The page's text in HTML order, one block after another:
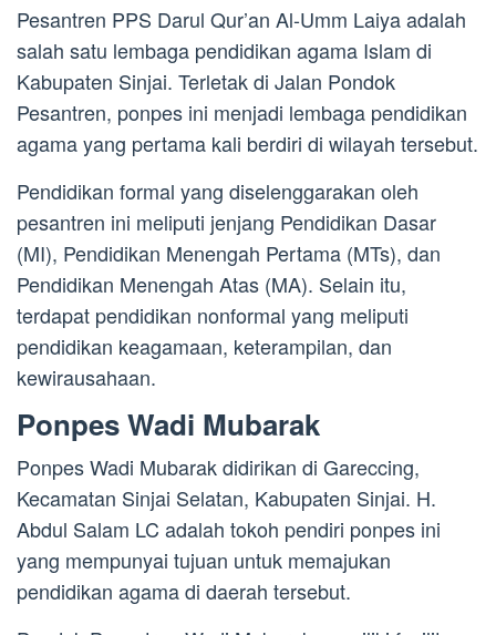
Pesantren PPS Darul Qur’an Al-Umm Laiya adalah
salah satu lembaga pendidikan agama Islam di
Kabupaten Sinjai. Terletak di Jalan Pondok
Pesantren, ponpes ini menjadi lembaga pendidikan
agama yang pertama kali berdiri di wilayah tersebut.
Pendidikan formal yang diselenggarakan oleh
pesantren ini meliputi jenjang Pendidikan Dasar
(MI), Pendidikan Menengah Pertama (MTs), dan
Pendidikan Menengah Atas (MA). Selain itu,
terdapat pendidikan nonformal yang meliputi
pendidikan keagamaan, keterampilan, dan
kewirausahaan.
Ponpes Wadi Mubarak
Ponpes Wadi Mubarak didirikan di Gareccing,
Kecamatan Sinjai Selatan, Kabupaten Sinjai. H.
Abdul Salam LC adalah tokoh pendiri ponpes ini
yang mempunyai tujuan untuk memajukan
pendidikan agama di daerah tersebut.